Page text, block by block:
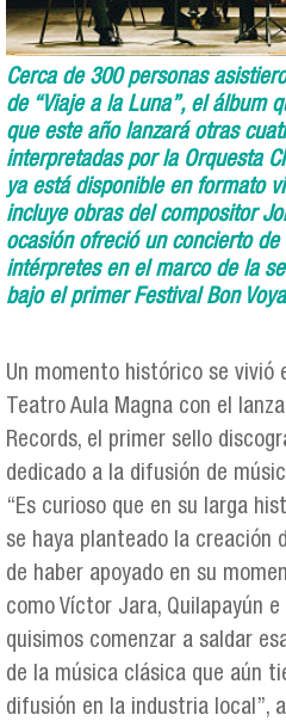
Cerca de 300 personas
de “Viaje a la Luna”, el álbum
que este año lanzará otras
interpretadas por la Orquesta
ya está disponible en formato
incluye obras del compositor
ocasión ofreció un concierto
intérpretes en el marco de la
bajo el primer Festival Bon
Un momento histórico se vivió
Teatro Aula Magna con el
Records, el primer sello
dedicado a la difusión de
“Es curioso que en su larga
se haya planteado la creación
de haber apoyado en su
como Víctor Jara, Quilapayún
quisimos comenzar a saldar
de la música clásica que aún
difusión en la industria local”,